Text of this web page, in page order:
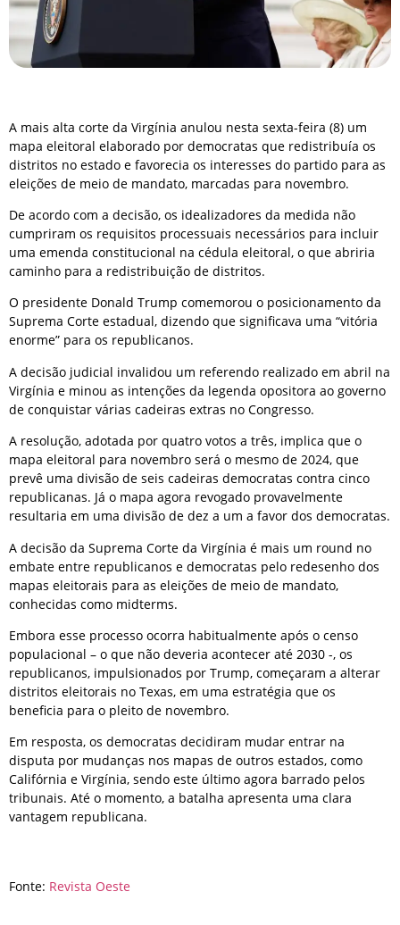
A mais alta corte da Virgínia anulou nesta sexta-feira (8) um
mapa eleitoral elaborado por democratas que redistribuía os
distritos no estado e favorecia os interesses do partido para as
eleições de meio de mandato, marcadas para novembro.
De acordo com a decisão, os idealizadores da medida não
cumpriram os requisitos processuais necessários para incluir
uma emenda constitucional na cédula eleitoral, o que abriria
caminho para a redistribuição de distritos.
O presidente Donald Trump comemorou o posicionamento da
Suprema Corte estadual, dizendo que significava uma “vitória
enorme” para os republicanos.
A decisão judicial invalidou um referendo realizado em abril na
Virgínia e minou as intenções da legenda opositora ao governo
de conquistar várias cadeiras extras no Congresso.
A resolução, adotada por quatro votos a três, implica que o
mapa eleitoral para novembro será o mesmo de 2024, que
prevê uma divisão de seis cadeiras democratas contra cinco
republicanas. Já o mapa agora revogado provavelmente
resultaria em uma divisão de dez a um a favor dos democratas.
A decisão da Suprema Corte da Virgínia é mais um round no
embate entre republicanos e democratas pelo redesenho dos
mapas eleitorais para as eleições de meio de mandato,
conhecidas como midterms.
Embora esse processo ocorra habitualmente após o censo
populacional – o que não deveria acontecer até 2030 -, os
republicanos, impulsionados por Trump, começaram a alterar
distritos eleitorais no Texas, em uma estratégia que os
beneficia para o pleito de novembro.
Em resposta, os democratas decidiram mudar entrar na
disputa por mudanças nos mapas de outros estados, como
Califórnia e Virgínia, sendo este último agora barrado pelos
tribunais. Até o momento, a batalha apresenta uma clara
vantagem republicana.
Fonte: Revista Oeste